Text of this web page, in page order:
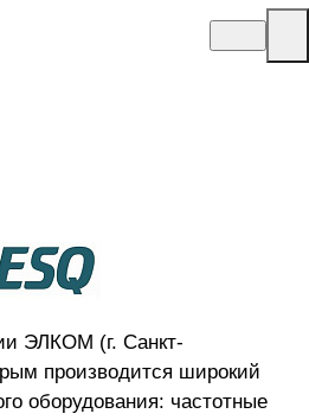
ЭЛКОМ (г. Санкт-
производится широкий
оборудования: частотные